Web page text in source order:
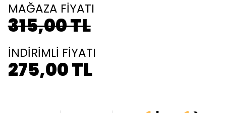
MAĞAZA FİYATI
315,00 TL
İNDİRİMLİ FİYATI
275,00 TL